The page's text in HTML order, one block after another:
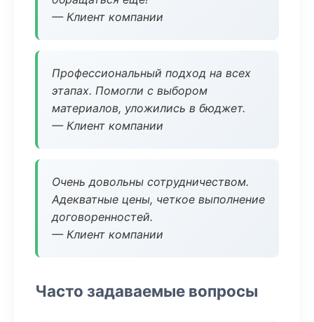
— Клиент компании
Профессиональный подход на всех
этапах. Помогли с выбором
материалов, уложились в бюджет.
— Клиент компании
Очень довольны сотрудничеством.
Адекватные цены, четкое выполнение
договоренностей.
— Клиент компании
Часто задаваемые вопросы